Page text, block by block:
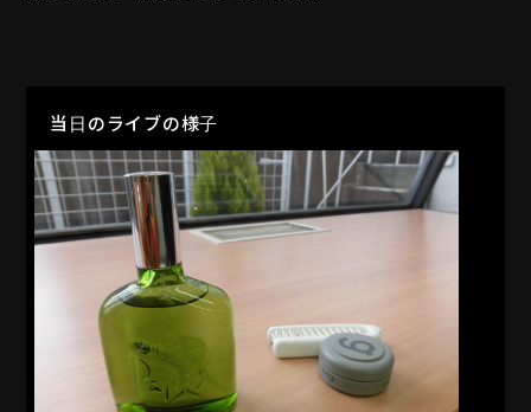
当日のライブの様子